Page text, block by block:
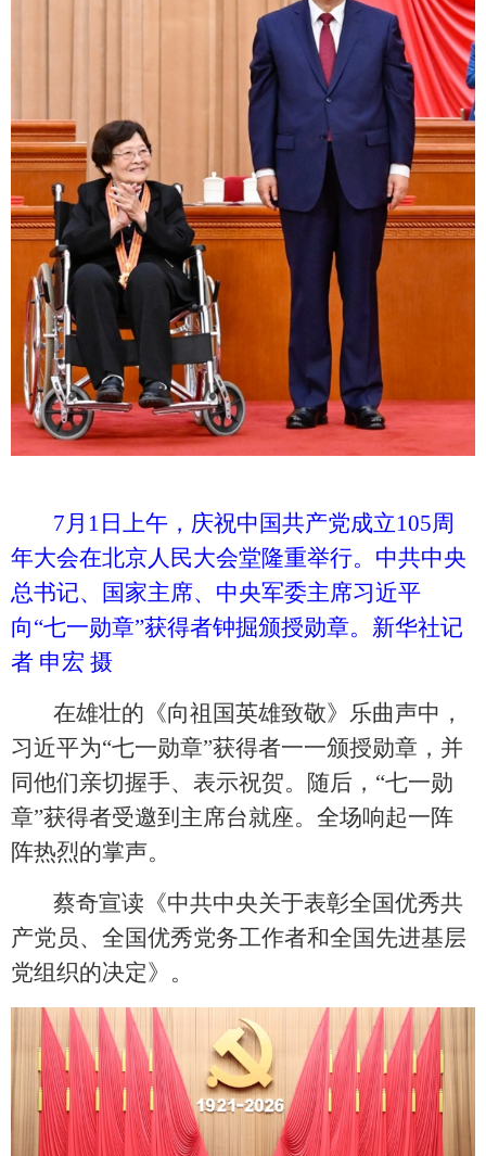
7月1日上午，庆祝中国共产党成立105周
年大会在北京人民大会堂隆重举行。中共中央
总书记、国家主席、中央军委主席习近平
向“七一勋章”获得者钟掘颁授勋章。新华社记
者 申宏 摄
在雄壮的《向祖国英雄致敬》乐曲声中，
习近平为“七一勋章”获得者一一颁授勋章，并
同他们亲切握手、表示祝贺。随后，“七一勋
章”获得者受邀到主席台就座。全场响起一阵
阵热烈的掌声。
蔡奇宣读《中共中央关于表彰全国优秀共
产党员、全国优秀党务工作者和全国先进基层
党组织的决定》。